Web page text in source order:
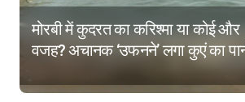
मोरबी में कुदरत का करिश्मा या कोई और
वजह? अचानक ‘उफनने’ लगा कुएं का